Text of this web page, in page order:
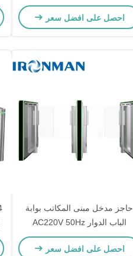
تلقائي فتح التحكم في الوصول
للمباني الذكية المصانع والمراكز
احصل على افضل سعر
حاجز مدخل مبنى المكاتب بوابة
الباب الدوار AC220V 50Hz
المضادة للتدخل
احصل على افضل سعر